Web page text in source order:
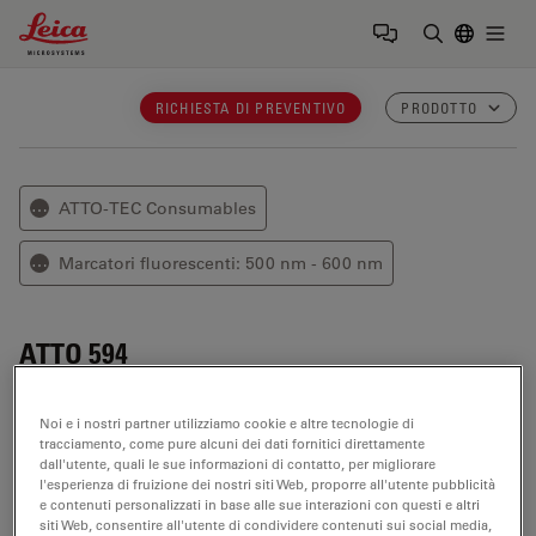
Leica Microsystems Logo
RICHIESTA DI PREVENTIVO PRODOTTO
⋯ ATTO-TEC Consumables
⋯ Marcatori fluorescenti: 500 nm - 600 nm
ATTO 594
appartenente alla classe dei coloranti a base di
rodamina.
Proprietà ottiche
Noi e i nostri partner utilizziamo cookie e altre tecnologie di
tracciamento, come pure alcuni dei dati fornitici direttamente
dall'utente, quali le sue informazioni di contatto, per migliorare
l'esperienza di fruizione dei nostri siti Web, proporre all'utente pubblicità
e contenuti personalizzati in base alle sue interazioni con questi e altri
siti Web, consentire all'utente di condividere contenuti sui social media,